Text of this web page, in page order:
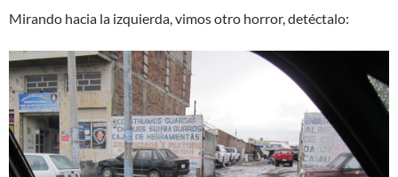
Mirando hacia la izquierda, vimos otro horror, detéctalo: